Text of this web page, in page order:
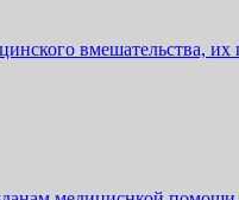
вмешательства, их